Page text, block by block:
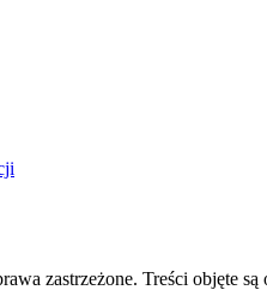
zastrzeżone. Treści objęte